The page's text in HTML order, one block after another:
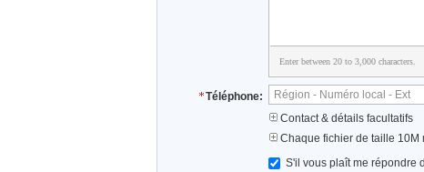
Enter between 20 to 3,000 characters.
Téléphone:
Contact & détails facultatifs
Chaque fichier de taille 10M
S'il vous plaît me répondre